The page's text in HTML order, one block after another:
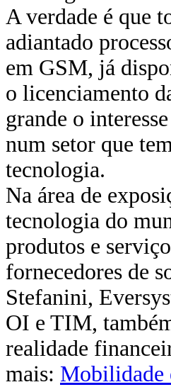
A verdade é que
adiantado
em GSM, já
o licenciamento
grande o
num setor que
tecnologia.
Na área de
tecnologia do
produtos e
fornecedores de
Stefanini,
OI e TIM,
realidade
mais: Mobilidade